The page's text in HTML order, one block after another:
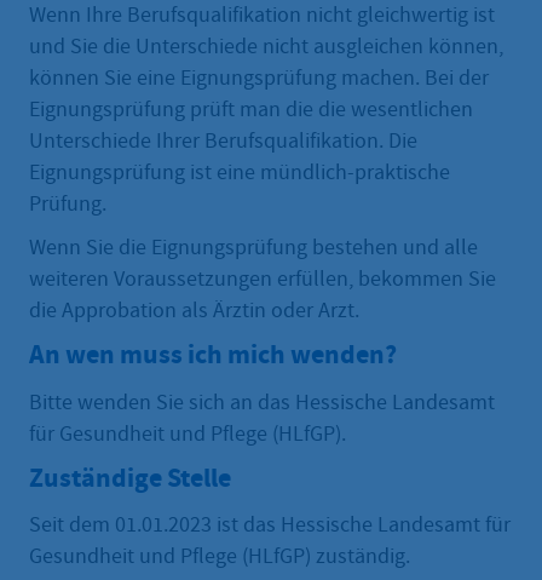
Wenn Ihre Berufsqualifikation nicht gleichwertig ist
und Sie die Unterschiede nicht ausgleichen können,
können Sie eine Eignungsprüfung machen. Bei der
Eignungsprüfung prüft man die die wesentlichen
Unterschiede Ihrer Berufsqualifikation. Die
Eignungsprüfung ist eine mündlich-praktische
Prüfung.
Wenn Sie die Eignungsprüfung bestehen und alle
weiteren Voraussetzungen erfüllen, bekommen Sie
die Approbation als Ärztin oder Arzt.
An wen muss ich mich wenden?
Bitte wenden Sie sich an das Hessische Landesamt
für Gesundheit und Pflege (HLfGP).
Zuständige Stelle
Seit dem 01.01.2023 ist das Hessische Landesamt für
Gesundheit und Pflege (HLfGP) zuständig.